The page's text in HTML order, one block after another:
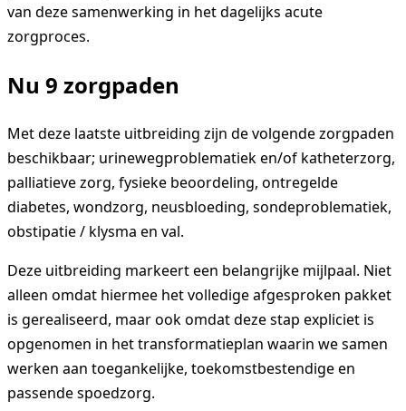
van deze samenwerking in het dagelijks acute
zorgproces.
Nu 9 zorgpaden
Met deze laatste uitbreiding zijn de volgende zorgpaden
beschikbaar; urinewegproblematiek en/of katheterzorg,
palliatieve zorg, fysieke beoordeling, ontregelde
diabetes, wondzorg, neusbloeding, sondeproblematiek,
obstipatie / klysma en val.
Deze uitbreiding markeert een belangrijke mijlpaal. Niet
alleen omdat hiermee het volledige afgesproken pakket
is gerealiseerd, maar ook omdat deze stap expliciet is
opgenomen in het transformatieplan waarin we samen
werken aan toegankelijke, toekomstbestendige en
passende spoedzorg.